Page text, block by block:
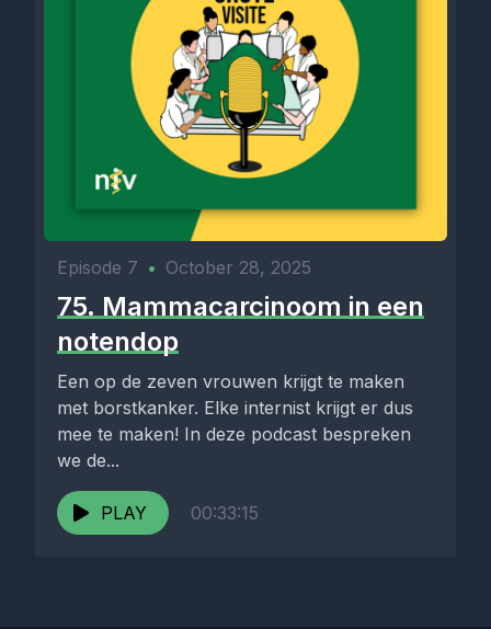
Episode 7 • October 28, 2025
75. Mammacarcinoom in een
notendop
Een op de zeven vrouwen krijgt te maken
met borstkanker. Elke internist krijgt er dus
mee te maken! In deze podcast bespreken
we de...
PLAY 00:33:15